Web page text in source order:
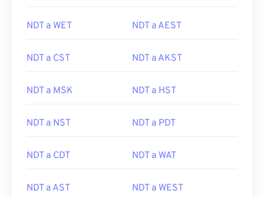
NDT a WET NDT a AEST
NDT a CST NDT a AKST
NDT a MSK NDT a HST
NDT a NST NDT a PDT
NDT a CDT NDT a WAT
NDT a AST NDT a WEST